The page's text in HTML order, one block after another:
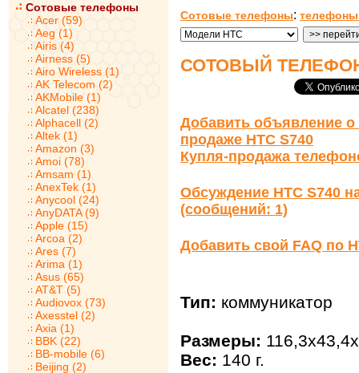
Сотовые телефоны
Acer (59)
Aeg (1)
Airis (4)
Airness (5)
Airo Wireless (1)
AK Telecom (2)
AKMobile (1)
Alcatel (238)
Alphacell (2)
Altek (1)
Amazon (3)
Amoi (78)
Amsam (1)
AnexTek (1)
Anycool (24)
AnyDATA (9)
Apple (15)
Arcoa (2)
Ares (7)
Arima (1)
Asus (65)
AT&T (5)
Audiovox (73)
Axesstel (2)
Axia (1)
BBK (22)
BB-mobile (6)
Beijing (2)
Сотовые телефоны: телефоны
СОТОВЫЙ ТЕЛЕФОН
Добавить объявление о
продаже HTC S740
Купля-продажа
Обсуждение HTC S740
(сообщений: 1)
Добавить свой FAQ по
Тип: коммуникатор
Размеры:
Вес: 140 г.